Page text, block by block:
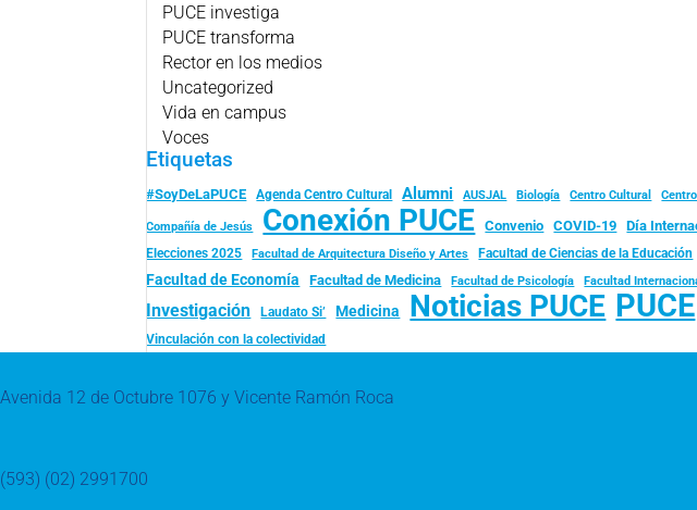
PUCE investiga
PUCE transforma
Rector en los medios
Uncategorized
Vida en campus
Voces
Etiquetas
#SoyDeLaPUCE Agenda Centro Cultural Alumni AUSJAL Biología Centro Cultural
Compañía de Jesús Conexión PUCE Convenio COVID-19 Día
Elecciones 2025
Facultad de Arquitectura Diseño y Artes Facultad de Ciencias de la Educación
Facultad de Economía Facultad de Medicina Facultad de Psicología Facultad
Investigación Laudato Si’ Medicina Noticias PUCE PUCE
Vinculación con la colectividad
Avenida 12 de Octubre 1076 y Vicente Ramón Roca
(593) (02) 2991700